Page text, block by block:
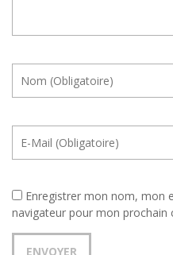
Enregistrer mon nom, mon
navigateur pour mon prochain